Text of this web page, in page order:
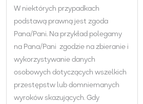
W niektórych przypadkach
podstawą prawną jest zgoda
Pana/Pani. Na przykład polegamy
na Pana/Pani zgodzie na zbieranie i
wykorzystywanie danych
osobowych dotyczących wszelkich
przestępstw lub domniemanych
wyroków skazujących. Gdy